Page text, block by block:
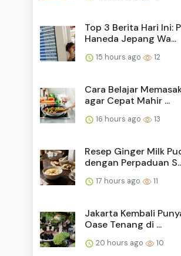
Top 3 Berita Hari Ini:
Haneda Jepang Wa...
15 hours ago 12
Cara Belajar
agar Cepat Mahir ...
16 hours ago 13
Resep Ginger Milk
dengan Perpaduan
17 hours ago 11
Jakarta Kembali
Oase Tenang di ...
20 hours ago 10